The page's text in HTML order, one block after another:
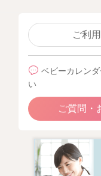
ご利
ベビーカレン
い
ご質問・